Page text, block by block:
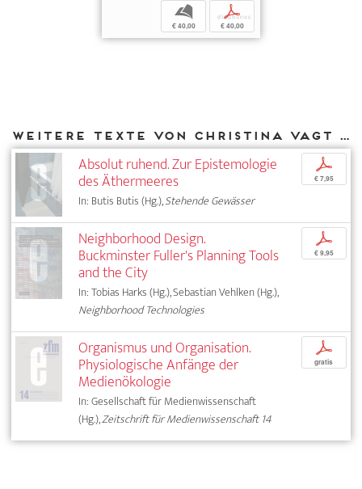
b
€ 40,00
p
€ 40,00
Weitere Texte von Christina Vagt bei DIAPHANES
Absolut ruhend. Zur Epistemologie
des Äthermeeres
In: Butis Butis (Hg.),Stehende Gewässer
p
€ 7,95
Neighborhood Design.
Buckminster Fuller's Planning Tools
and the City
In: Tobias Harks (Hg.), Sebastian Vehlken (Hg.),
Neighborhood Technologies
p
€ 9,95
Organismus und Organisation.
Physiologische Anfänge der
Medienökologie
In: Gesellschaft für Medienwissenschaft
(Hg.),Zeitschrift für Medienwissenschaft 14
p
gratis